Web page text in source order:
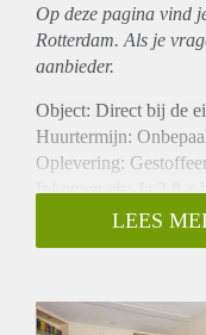
Op deze pagina vind
Rotterdam. Als je
aanbieder.
Object: Direct bij de
Huurtermijn:
Oplevering:
Inkomen eis: Ja 2,8 x
Garantiestelling
Borg: 1 maand
Gedeelde keuken: Nee
LEES